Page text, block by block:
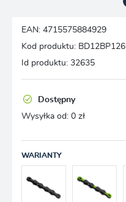
EAN: 4715575884929
Kod produktu: BD12BP126
Id produktu: 32635
Dostępny
Wysyłka od: 0 zł
WARIANTY